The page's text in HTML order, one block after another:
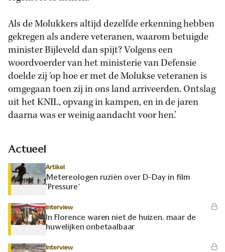
Als de Molukkers altijd dezelfde erkenning hebben
gekregen als andere veteranen, waarom betuigde
minister Bijleveld dan spijt? Volgens een
woordvoerder van het ministerie van Defensie
doelde zij ‘op hoe er met de Molukse veteranen is
omgegaan toen zij in ons land arriveerden. Ontslag
uit het KNIL, opvang in kampen, en in de jaren
daarna was er weinig aandacht voor hen.’
Actueel
Artikel
Metereologen ruziën over D-Day in film
‘Pressure’
Interview
In Florence waren niet de huizen, maar de
huwelijken onbetaalbaar
Interview